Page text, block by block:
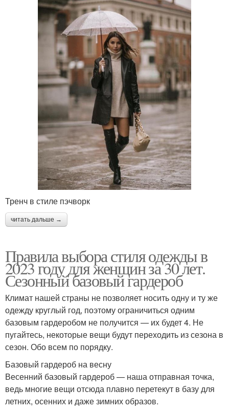
Тренч в стиле пэчворк
читать дальше →
Правила выбора стиля одежды в
2023 году для женщин за 30 лет.
Сезонный базовый гардероб
Климат нашей страны не позволяет носить одну и ту же
одежду круглый год, поэтому ограничиться одним
базовым гардеробом не получится — их будет 4. Не
пугайтесь, некоторые вещи будут переходить из сезона в
сезон. Обо всем по порядку.
Базовый гардероб на весну
Весенний базовый гардероб — наша отправная точка,
ведь многие вещи отсюда плавно перетекут в базу для
летних, осенних и даже зимних образов.